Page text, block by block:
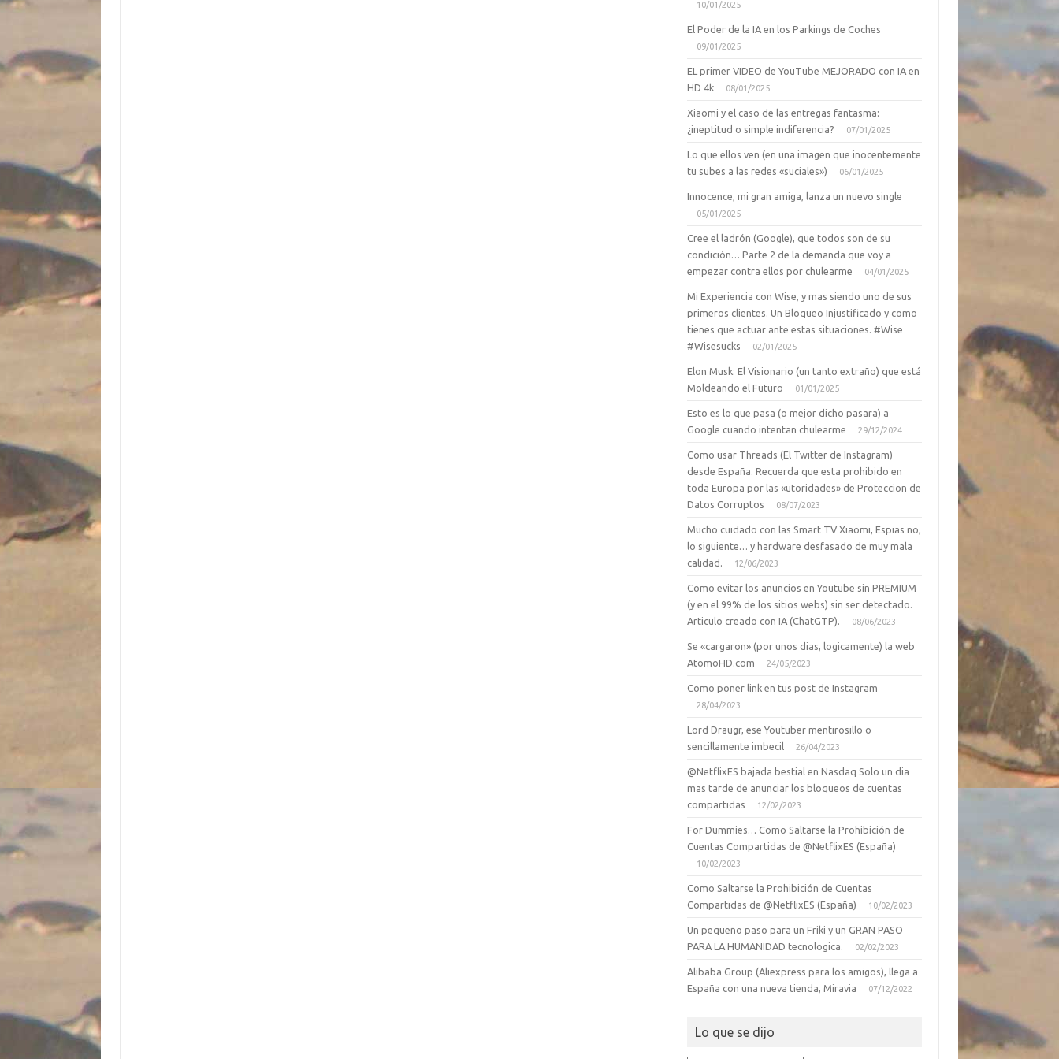
10/01/2025
El Poder de la IA en los Parkings de Coches
09/01/2025
EL primer VIDEO de YouTube MEJORADO con IA en
HD 4k
08/01/2025
Xiaomi y el caso de las entregas fantasma:
¿ineptitud o simple indiferencia?
07/01/2025
Lo que ellos ven (en una imagen que inocentemente
tu subes a las redes «suciales»)
06/01/2025
Innocence, mi gran amiga, lanza un nuevo single
05/01/2025
Cree el ladrón (Google), que todos son de su
condición… Parte 2 de la demanda que voy a
empezar contra ellos por chulearme
04/01/2025
Mi Experiencia con Wise, y mas siendo uno de sus
primeros clientes. Un Bloqueo Injustificado y como
tienes que actuar ante estas situaciones. #Wise
#Wisesucks
02/01/2025
Elon Musk: El Visionario (un tanto extraño) que está
Moldeando el Futuro
01/01/2025
Esto es lo que pasa (o mejor dicho pasara) a
Google cuando intentan chulearme
29/12/2024
Como usar Threads (El Twitter de Instagram)
desde España. Recuerda que esta prohibido en
toda Europa por las «utoridades» de Proteccion de
Datos Corruptos
08/07/2023
Mucho cuidado con las Smart TV Xiaomi, Espias no,
lo siguiente… y hardware desfasado de muy mala
calidad.
12/06/2023
Como evitar los anuncios en Youtube sin PREMIUM
(y en el 99% de los sitios webs) sin ser detectado.
Articulo creado con IA (ChatGTP).
08/06/2023
Se «cargaron» (por unos dias, logicamente) la web
AtomoHD.com
24/05/2023
Como poner link en tus post de Instagram
28/04/2023
Lord Draugr, ese Youtuber mentirosillo o
sencillamente imbecil
26/04/2023
@NetflixES bajada bestial en Nasdaq Solo un dia
mas tarde de anunciar los bloqueos de cuentas
compartidas
12/02/2023
For Dummies… Como Saltarse la Prohibición de
Cuentas Compartidas de @NetflixES (España)
10/02/2023
Como Saltarse la Prohibición de Cuentas
Compartidas de @NetflixES (España)
10/02/2023
Un pequeño paso para un Friki y un GRAN PASO
PARA LA HUMANIDAD tecnologica.
02/02/2023
Alibaba Group (Aliexpress para los amigos), llega a
España con una nueva tienda, Miravia
07/12/2022
Lo que se dijo